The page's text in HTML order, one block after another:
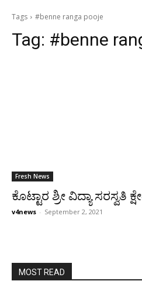
Tags #benne ranga pooje
Tag: #benne
Fresh News
ಕೊಟ್ಟಾರ ಶ್ರೀ ವಿದ್ಯಾ ಸರಸ್ವತಿ
v4news - September 2, 2021
MOST READ